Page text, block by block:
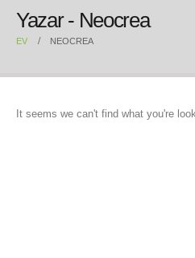
Yazar - Neocrea
EV NEOCREA
It seems we can't find what you're